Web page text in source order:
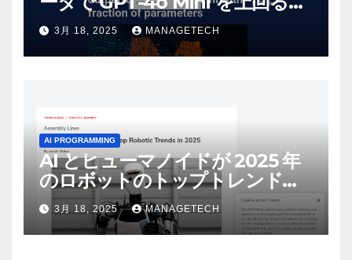
しいオープンソース モデルをリ
リース | VentureBeat
3月 18, 2025 MANAGETECH
AI PROGRAMMING
AI とヒューマノイドが 2025 年
のロボットのトップトレンドに |
ASSEMBLY
3月 18, 2025 MANAGETECH